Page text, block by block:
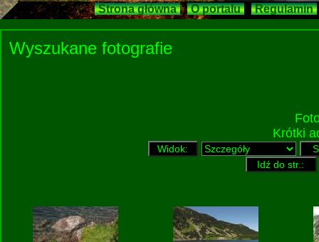
Strona główna O portalu Regulamin
Wyszukane fotografie
Krótki